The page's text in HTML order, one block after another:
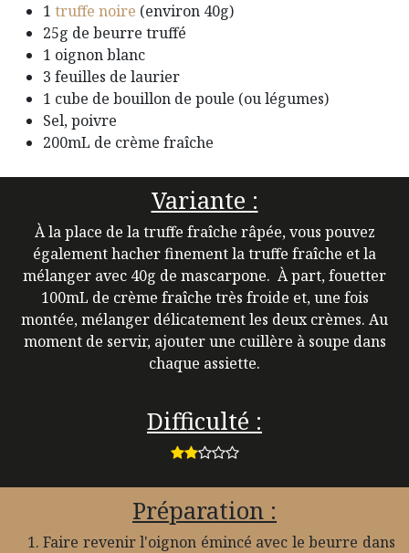
1 truffe noire (environ 40g)
25g de beurre truffé
1 oignon blanc
3 feuilles de laurier
1 cube de bouillon de poule (ou légumes)
Sel, poivre
200mL de crème fraîche
Variante :
À la place de la truffe fraîche râpée, vous pouvez
également hacher finement la truffe fraîche et la
mélanger avec 40g de mascarpone. À part, fouetter
100mL de crème fraîche très froide et, une fois
montée, mélanger délicatement les deux crèmes. Au
moment de servir, ajouter une cuillère à soupe dans
chaque assiette.
Difficulté :
Préparation :
Faire revenir l'oignon émincé avec le beurre dans